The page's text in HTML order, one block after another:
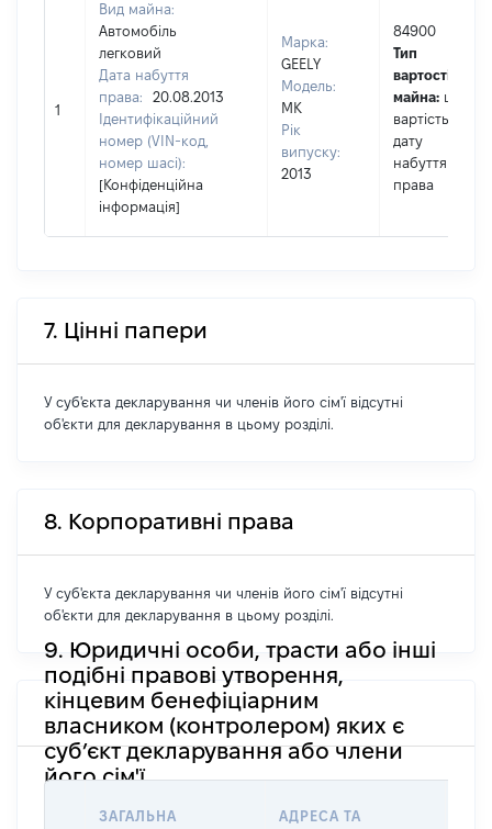
1
Вид майна:
Автомобіль
легковий
Дата набуття
права:
20.08.2013
Ідентифікаційний
номер (VIN-код,
номер шасі):
[Конфіденційна
інформація]
Марка:
GEELY
Модель:
MK
Рік
випуску:
2013
84900
Тип
вартості
майна: це
вартість на
дату
набуття
права
7. Цінні папери
У суб'єкта декларування чи членів його сім'ї відсутні
об'єкти для декларування в цьому розділі.
8. Корпоративні права
У суб'єкта декларування чи членів його сім'ї відсутні
об'єкти для декларування в цьому розділі.
9. Юридичні особи, трасти або інші
подібні правові утворення,
кінцевим бенефіціарним
власником (контролером) яких є
суб’єкт декларування або члени
його сім'ї
ЗАГАЛЬНА
АДРЕСА ТА